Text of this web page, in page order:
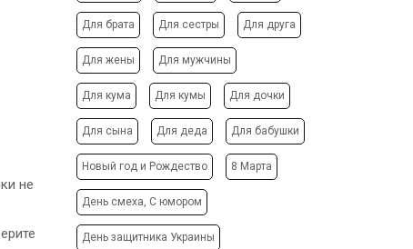
ФОТОКУБИК
ФУТБОЛКИ / СВИТШОТЫ /
ПОЛО / ХУДИ
ХОЛСТ, ПОЛОТНО
ЧЕХЛЫ ДЛЯ ТЕЛЕФОНА
НОСКИ
ЕЛОЧНЫЕ ШАРЫ
РЕКЛАМНЫЕ
КОНСТРУКЦИИ
ТРАНСПОРТНАЯ РЕКЛАМА
ДИЗАЙН УСЛУГИ
ЗАПРАВКА/СЕРВИС
не
Для брата Для сестры Для друга
Для жены Для мужчины
Для кума Для кумы Для дочки
Для сына Для деда Для бабушки
Новый год и Рождество 8 Марта
День смеха, С юмором
День защитника Украины